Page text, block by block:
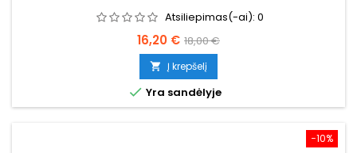
Atsiliepimas(-ai): 0
Kaina
16,20 € Bazinė
kaina
18,00 €
 Į krepšelį
 Yra sandėlyje
−10%